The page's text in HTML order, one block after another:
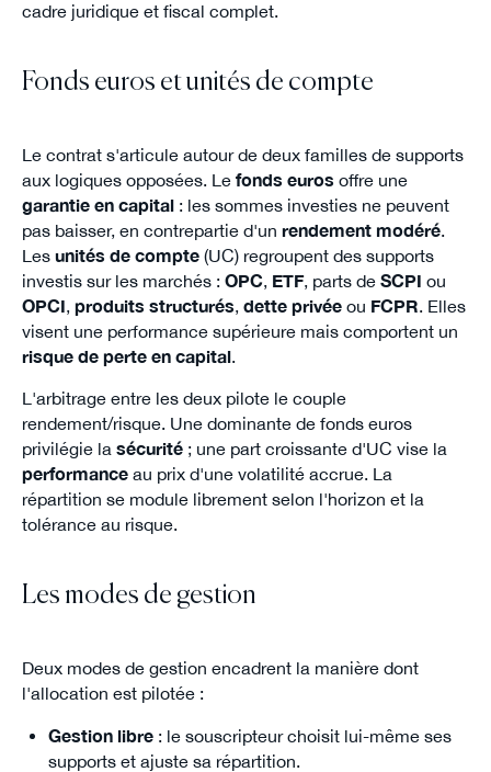
cadre juridique et fiscal complet.
Fonds euros et unités de compte
Le contrat s'articule autour de deux familles de supports
aux logiques opposées. Le fonds euros offre une
garantie en capital: les sommes investies ne peuvent
pas baisser, en contrepartie d'un rendement modéré.
Les unités de compte(UC) regroupent des supports
investis sur les marchés : OPC, ETF, parts de SCPI ou
OPCI produits structurés dette privéeou FCPR . Elles
visent une performance supérieure mais comportent un
risque de perte en capital.
L'arbitrage entre les deux pilote le couple
rendement/risque. Une dominante de fonds euros
privilégie la sécurité; une part croissante d'UC vise la
performanceau prix d'une volatilité accrue. La
répartition se module librement selon l'horizon et la
tolérance au risque.
Les modes de gestion
Deux modes de gestion encadrent la manière dont
l'allocation est pilotée :
Gestion libre: le souscripteur choisit lui-même ses
supports et ajuste sa répartition.